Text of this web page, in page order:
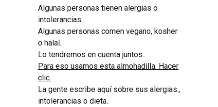
Algunas personas tienen alergias o
intolerancias..
Algunas personas comen vegano, kosher
o halal.
Lo tendremos en cuenta juntos..
Para eso usamos esta almohadilla. Hacer
clic.
La gente escribe aquí sobre sus alergias.,
intolerancias o dieta.